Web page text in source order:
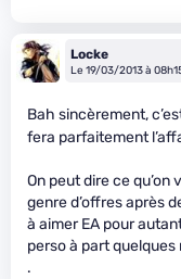
Locke
Le 19/03/2013 à
Bah sincèrement,
fera parfaitement
On peut dire ce
genre d’offres après
à aimer EA pour
perso à part quelques
.